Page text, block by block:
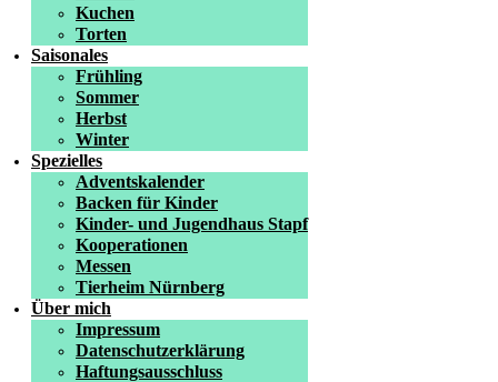
Kuchen
Torten
Saisonales
Frühling
Sommer
Herbst
Winter
Spezielles
Adventskalender
Backen für Kinder
Kinder- und Jugendhaus Stapf
Kooperationen
Messen
Tierheim Nürnberg
Über mich
Impressum
Datenschutzerklärung
Haftungsausschluss